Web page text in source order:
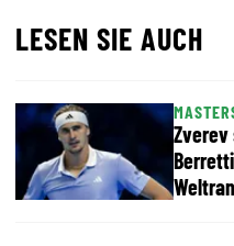
LESEN SIE AUCH
Zverev